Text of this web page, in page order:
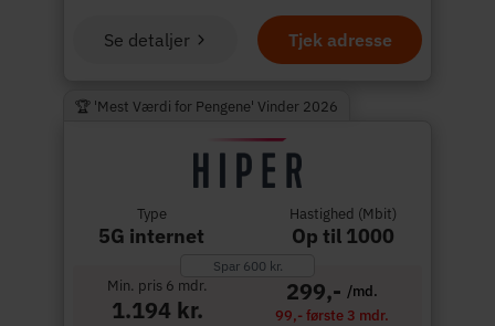
Tjek adresse
Se detaljer
🏆 'Mest Værdi for Pengene' Vinder 2026
Type
5G internet
Hastighed (Mbit)
Op til 1000
Spar 600 kr.
Min. pris 6 mdr.
1.194 kr.
299,- /md.
99,- første 3 mdr.